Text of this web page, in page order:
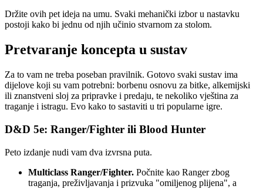
Držite ovih pet ideja na umu. Svaki mehanički izbor u nastavku
postoji kako bi jednu od njih učinio stvarnom za stolom.
Pretvaranje koncepta u sustav
Za to vam ne treba poseban pravilnik. Gotovo svaki sustav ima
dijelove koji su vam potrebni: borbenu osnovu za bitke, alkemijski
ili znanstveni sloj za pripravke i predaju, te nekoliko vještina za
traganje i istragu. Evo kako to sastaviti u tri popularne igre.
D&D 5e: Ranger/Fighter ili Blood Hunter
Peto izdanje nudi vam dva izvrsna puta.
Multiclass Ranger/Fighter. Počnite kao Ranger zbog
traganja, preživljavanja i prizvuka "omiljenog plijena", a